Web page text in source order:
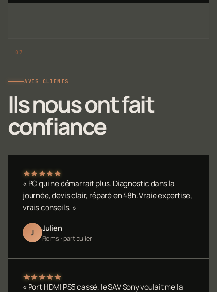
AVIS CLIENTS
Ils nous ont fait
confiance
« PC qui ne démarrait plus. Diagnostic dans la
journée, devis clair, réparé en 48h. Vraie expertise,
vrais conseils. »
J Julien
Reims · particulier
« Port HDMI PS5 cassé, le SAV Sony voulait me la